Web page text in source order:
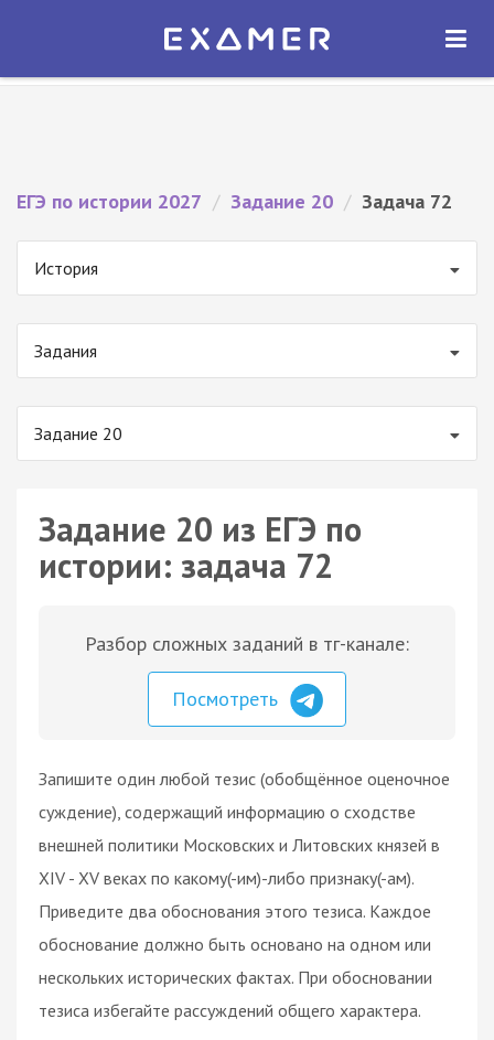
Экзамер — ЕГЭ 2027
ОТКРЫТЬ
ЕГЭ по истории 2027 / Задание 20 / Задача 72
История
Задания
Задание 20
Задание 20 из ЕГЭ по
истории: задача 72
Разбор сложных заданий в тг-канале:
Посмотреть
Запишите один любой тезис (обобщённое оценочное
суждение), содержащий информацию о сходстве
внешней политики Московских и Литовских князей в
XIV - XV веках по какому(-им)-либо признаку(-ам).
Приведите два обоснования этого тезиса. Каждое
обоснование должно быть основано на одном или
нескольких исторических фактах. При обосновании
тезиса избегайте рассуждений общего характера.